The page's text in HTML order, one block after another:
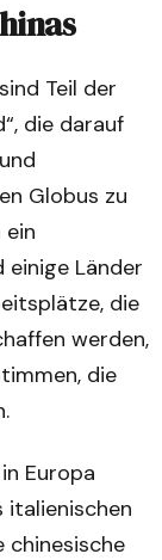
Teil der
die darauf
Globus zu
einige Länder
die
werden,
die
Europa
chinesische